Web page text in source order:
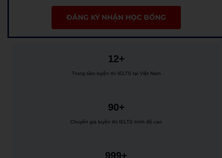
ĐĂNG KÝ NHẬN HỌC BỔNG
12+
Trung tâm luyện thi IELTS tại Việt Nam
90+
Chuyên gia luyện thi IELTS trình độ cao
999+